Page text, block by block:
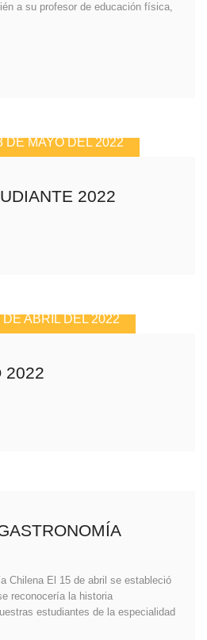
a su profesor de educación física,
DE MAYO DEL 2022
2022
ABRIL DEL 2022
2022
Chilena El 15 de abril se estableció
reconocería la historia
estudiantes de la especialidad